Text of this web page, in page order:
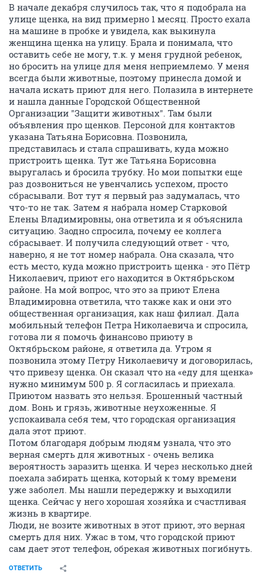
В начале декабря случилось так, что я подобрала на
улице щенка, на вид примерно 1 месяц. Просто ехала
на машине в пробке и увидела, как выкинула
женщина щенка на улицу. Брала и понимала, что
оставить себе не могу, т.к. у меня грудной ребенок,
но бросить на улице для меня неприемлемо. У меня
всегда были животные, поэтому принесла домой и
начала искать приют для него. Полазила в интернете
и нашла данные Городской Общественной
Организации "Защити животных". Там были
объявления про щенков. Персоной для контактов
указана Татьяна Борисовна. Позвонила,
представилась и стала спрашивать, куда можно
пристроить щенка. Тут же Татьяна Борисовна
выругалась и бросила трубку. Но мои попытки еще
раз дозвониться не увенчались успехом, просто
сбрасывали. Вот тут я первый раз задумалась, что
что-то не так. Затем я набрала номер Старковой
Елены Владимировны, она ответила и я объяснила
ситуацию. Заодно спросила, почему ее коллега
сбрасывает. И получила следующий ответ - что,
наверно, я не тот номер набрала. Она сказала, что
есть место, куда можно пристроить щенка - это Пётр
Николаевич, приют его находится в Октябрьском
районе. На мой вопрос, что это за приют Елена
Владимировна ответила, что также как и они это
общественная организация, как наш филиал. Дала
мобильный телефон Петра Николаевича и спросила,
готова ли я помочь финансово приюту в
Октябрьском районе, я ответила да. Утром я
позвонила этому Петру Николаевичу и договорилась,
что привезу щенка. Он сказал что на «еду для щенка»
нужно минимум 500 р. Я согласилась и приехала.
Приютом назвать это нельзя. Брошенный частный
дом. Вонь и грязь, животные неухоженные. Я
успокаивала себя тем, что городская организация
дала этот приют.
Потом благодаря добрым людям узнала, что это
верная смерть для животных - очень велика
вероятность заразить щенка. И через несколько дней
поехала забирать щенка, который к тому времени
уже заболел. Мы нашли передержку и выходили
щенка. Сейчас у него хорошая хозяйка и счастливая
жизнь в квартире.
Люди, не возите животных в этот приют, это верная
смерть для них. Ужас в том, что городской приют
сам дает этот телефон, обрекая животных погибнуть.
ОТВЕТИТЬ